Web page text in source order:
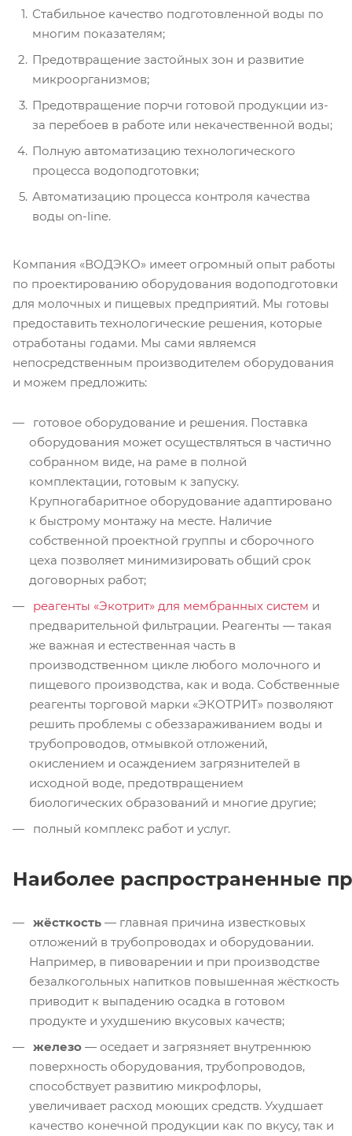
Стабильное качество подготовленной воды по
многим показателям;
Предотвращение застойных зон и развитие
микроорганизмов;
Предотвращение порчи готовой продукции из-
за перебоев в работе или некачественной воды;
Полную автоматизацию технологического
процесса водоподготовки;
Автоматизацию процесса контроля качества
воды on-line.
Компания «ВОДЭКО» имеет огромный опыт работы
по проектированию оборудования водоподготовки
для молочных и пищевых предприятий. Мы готовы
предоставить технологические решения, которые
отработаны годами. Мы сами являемся
непосредственным производителем оборудования
и можем предложить:
готовое оборудование и решения. Поставка
оборудования может осуществляться в частично
собранном виде, на раме в полной
комплектации, готовым к запуску.
Крупногабаритное оборудование адаптировано
к быстрому монтажу на месте. Наличие
собственной проектной группы и сборочного
цеха позволяет минимизировать общий срок
договорных работ;
реагенты «Экотрит» для мембранных систем и
предварительной фильтрации. Реагенты — такая
же важная и естественная часть в
производственном цикле любого молочного и
пищевого производства, как и вода. Собственные
реагенты торговой марки «ЭКОТРИТ» позволяют
решить проблемы с обеззараживанием воды и
трубопроводов, отмывкой отложений,
окислением и осаждением загрязнителей в
исходной воде, предотвращением
биологических образований и многие другие;
полный комплекс работ и услуг.
Наиболее распространенные
жёсткость — главная причина известковых
отложений в трубопроводах и оборудовании.
Например, в пивоварении и при производстве
безалкогольных напитков повышенная жёсткость
приводит к выпадению осадка в готовом
продукте и ухудшению вкусовых качеств;
железо — оседает и загрязняет внутреннюю
поверхность оборудования, трубопроводов,
способствует развитию микрофлоры,
увеличивает расход моющих средств. Ухудшает
качество конечной продукции как по вкусу, так и